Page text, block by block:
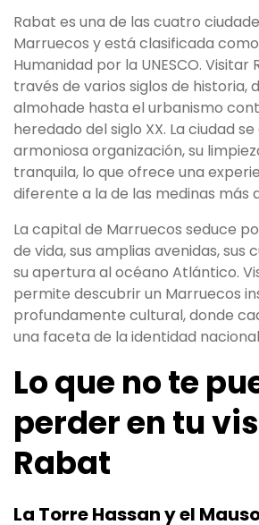
Rabat es una de las cuatro
Marruecos y está clasificada
Humanidad por la UNESCO. Visitar
través de varios siglos de historia,
almohade hasta el urbanismo
heredado del siglo XX. La ciudad
armoniosa organización, su
tranquila, lo que ofrece una
diferente a la de las medinas más
La capital de Marruecos seduce
de vida, sus amplias avenidas, sus
su apertura al océano Atlántico.
permite descubrir un Marruecos
profundamente cultural, donde
una faceta de la identidad
Lo que no te
perder en tu
Rabat
La Torre Hassan y el